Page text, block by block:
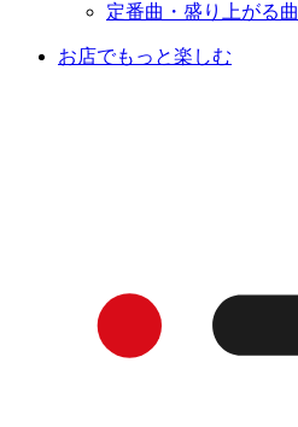
定番曲・盛り上がる曲
お店でもっと楽しむ